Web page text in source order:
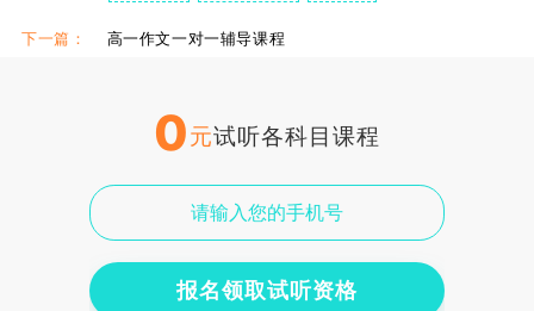
下一篇： 高一作文一对一辅导课程
0元试听各科目课程
报名领取试听资格